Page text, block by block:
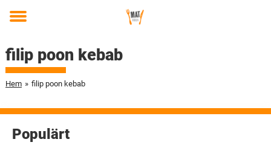
Toggle
filip poon kebab
Hem » filip poon kebab
Populärt